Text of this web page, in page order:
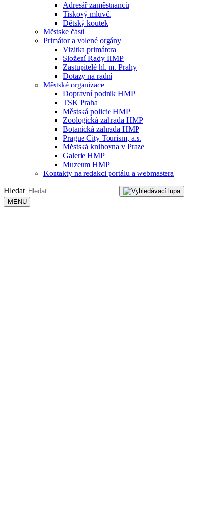
Adresář zaměstnanců
Tiskový mluvčí
Dětský koutek
Městské části
Primátor a volené orgány
Vizitka primátora
Složení Rady HMP
Zastupitelé hl. m. Prahy
Dotazy na radní
Městské organizace
Dopravní podnik HMP
TSK Praha
Městská policie HMP
Zoologická zahrada HMP
Botanická zahrada HMP
Prague City Tourism, a.s.
Městská knihovna v Praze
Galerie HMP
Muzeum HMP
Kontakty na redakci portálu a webmastera
Hledat
MENU